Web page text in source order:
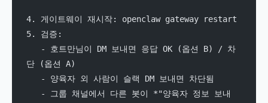
4. 게이트웨이 재시작: openclaw gateway restart
5. 검증:
단 (옵션 A)
   - 양육자 외 사람이 슬랙 DM 보내면 차단됨